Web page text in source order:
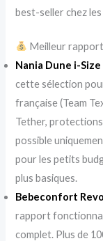
best-seller chez
Meilleur
Nania Dune i-Size
cette sélection
française (Team
Tether,
possible
pour les petits
plus basiques.
Bebeconfort
rapport
complet. Plus de